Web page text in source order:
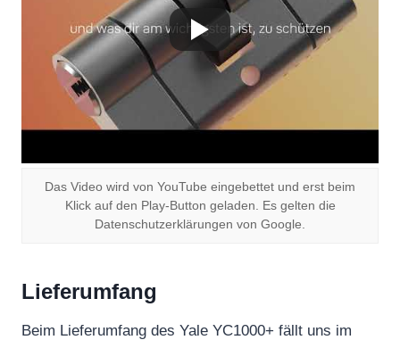
Das Video wird von YouTube eingebettet und erst beim
Klick auf den Play-Button geladen. Es gelten die
Datenschutzerklärungen von Google.
Lieferumfang
Beim Lieferumfang des Yale YC1000+ fällt uns im